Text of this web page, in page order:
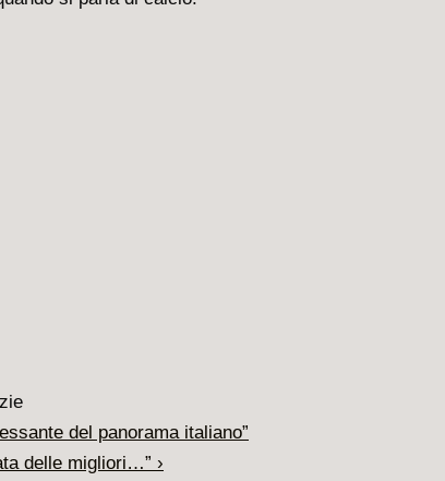
del panorama italiano”
delle migliori…” ›